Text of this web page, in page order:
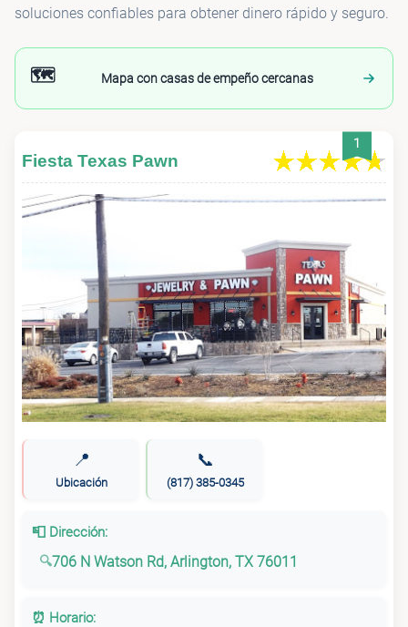
soluciones confiables para obtener dinero rápido y seguro.
🗺️ Mapa con casas de empeño cercanas
1
Fiesta Texas Pawn
📍
Ubicación
📞
(817) 385-0345
📮 Dirección:
706 N Watson Rd, Arlington, TX 76011
⏰ Horario: